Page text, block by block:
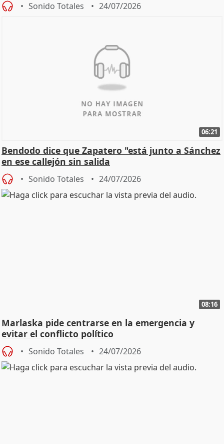
Sonido Totales 24/07/2026
06:21
Bendodo dice que Zapatero "está junto a Sánchez
en ese callejón sin salida
Sonido Totales 24/07/2026
08:16
Marlaska pide centrarse en la emergencia y
evitar el conflicto político
Sonido Totales 24/07/2026